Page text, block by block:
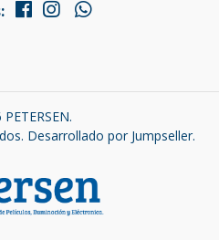
Desarrollado por Jumpseller.